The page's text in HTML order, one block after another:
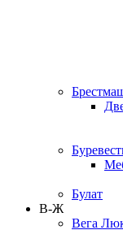
Булат
В-Ж
Вега